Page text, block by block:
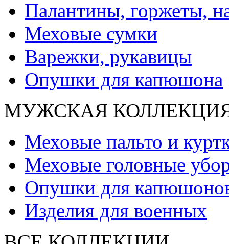
Палантины, горжеты,
Меховые сумки
Варежки, рукавицы
Опушки для капюшона
МУЖСКАЯ
Меховые пальто и
Меховые головные
Опушки для
Изделия для военных